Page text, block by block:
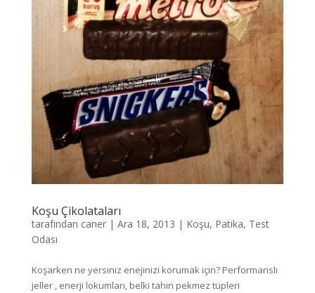
Koşu Çikolataları
tarafından caner| Ara 18, 2013 | Koşu, Patika, Test
Odası
Koşarken ne yersiniz enejinizi korumak için? Performanslı
jeller , enerji lokumları, belki tahin pekmez tüpleri